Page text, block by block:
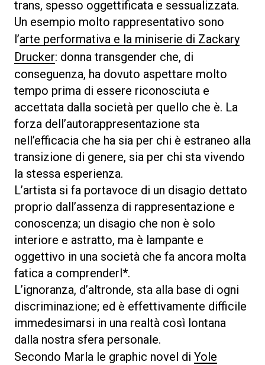
trans, spesso oggettificata e sessualizzata.
Un esempio molto rappresentativo sono
l’arte performativa e la miniserie di Zackary
Drucker: donna transgender che, di
conseguenza, ha dovuto aspettare molto
tempo prima di essere riconosciuta e
accettata dalla società per quello che è. La
forza dell’autorappresentazione sta
nell’efficacia che ha sia per chi è estraneo alla
transizione di genere, sia per chi sta vivendo
la stessa esperienza.
L’artista si fa portavoce di un disagio dettato
proprio dall’assenza di rappresentazione e
conoscenza; un disagio che non è solo
interiore e astratto, ma è lampante e
oggettivo in una società che fa ancora molta
fatica a comprenderl*.
L’ignoranza, d’altronde, sta alla base di ogni
discriminazione; ed è effettivamente difficile
immedesimarsi in una realtà così lontana
dalla nostra sfera personale.
Secondo Marla le graphic novel di Yole